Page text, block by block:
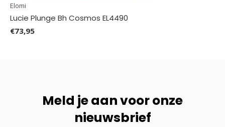
Elomi
Lucie Plunge Bh Cosmos EL4490
€73,95
Meld je aan voor onze
nieuwsbrief